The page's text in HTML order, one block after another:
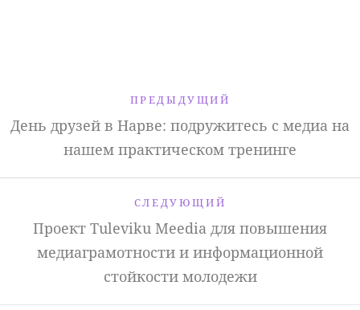
ПРЕДЫДУЩИЙ
День друзей в Нарве: подружитесь с медиа на
нашем практическом тренинге
СЛЕДУЮЩИЙ
Проект Tuleviku Meedia для повышения
медиаграмотности и информационной
стойкости молодежи